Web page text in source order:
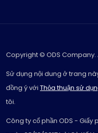
Copyright © ODS Company.
Sử dụng nội dung ở trang
đồng ý với Thỏa thuận sử
tôi.
Công ty cổ phần ODS - Giấy